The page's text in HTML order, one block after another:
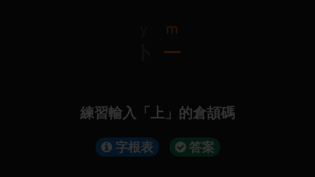
m
一
練習輸入「上」的倉頡碼
字根表 答案